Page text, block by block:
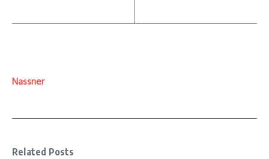
Nassner
Related Posts